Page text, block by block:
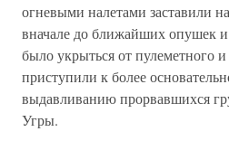
огневыми налетами заставили
вначале до ближайших опушек
было укрыться от пулеметного
приступили к более
выдавливанию прорвавшихся
Угры.